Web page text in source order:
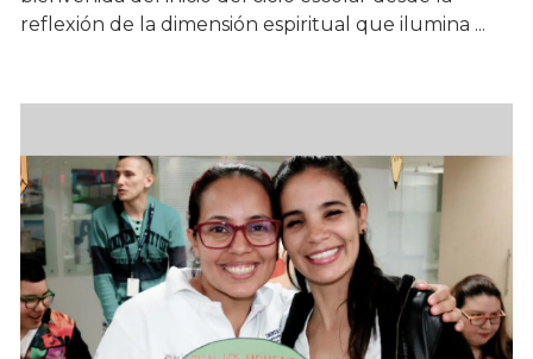
reflexión de la dimensión espiritual que ilumina ...